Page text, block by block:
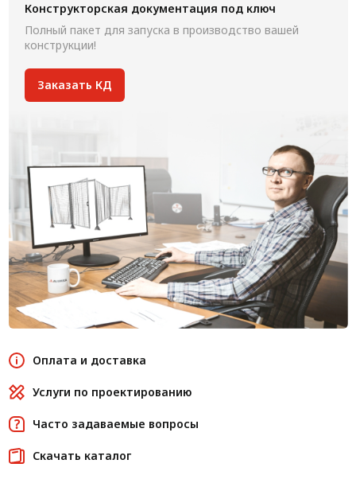
Конструкторская документация под ключ
Полный пакет для запуска в производство вашей
конструкции!
Заказать КД
Оплата и доставка
Услуги по проектированию
Часто задаваемые вопросы
Скачать каталог